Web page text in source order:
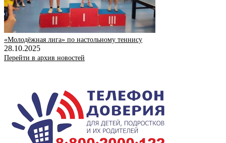
«Молодëжная лига» по настольному теннису
28.10.2025
Перейти в архив новостей